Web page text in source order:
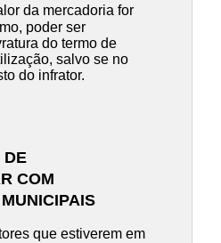
da mercadoria for
poder ser
do termo de
salvo se no
do infrator.
DE
COM
que estiverem em